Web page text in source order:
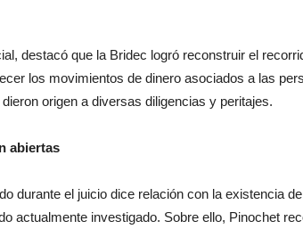
destacó que la Bridec logró reconstruir el
los movimientos de dinero asociados a las
origen a diversas diligencias y peritajes.
abiertas
durante el juicio dice relación con la existencia
actualmente investigado. Sobre ello, Pinochet